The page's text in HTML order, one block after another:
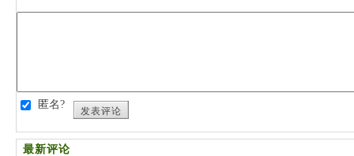
匿名?
发表评论
最新评论